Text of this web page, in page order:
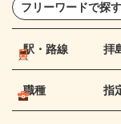
駅・路線 拝
職種 指